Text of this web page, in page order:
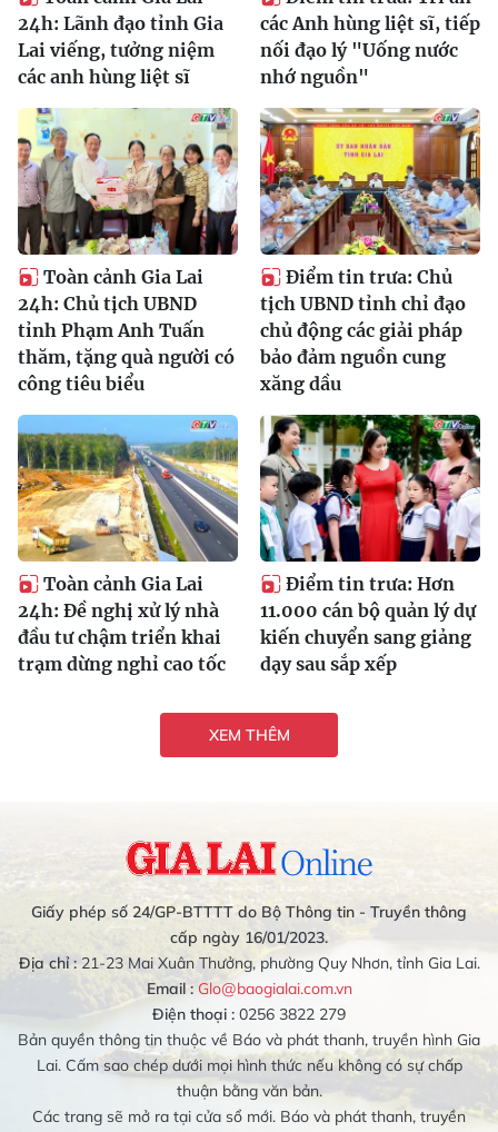
24h: Lãnh đạo tỉnh Gia
Lai viếng, tưởng niệm
các anh hùng liệt sĩ
các Anh hùng liệt sĩ, tiếp
nối đạo lý "Uống nước
nhớ nguồn"
Toàn cảnh Gia Lai
24h: Chủ tịch UBND
tỉnh Phạm Anh Tuấn
thăm, tặng quà người có
công tiêu biểu
Điểm tin trưa: Chủ
tịch UBND tỉnh chỉ đạo
chủ động các giải pháp
bảo đảm nguồn cung
xăng dầu
Toàn cảnh Gia Lai
24h: Đề nghị xử lý nhà
đầu tư chậm triển khai
trạm dừng nghỉ cao tốc
Điểm tin trưa: Hơn
11.000 cán bộ quản lý dự
kiến chuyển sang giảng
dạy sau sắp xếp
XEM THÊM
Giấy phép số 24/GP-BTTTT do Bộ Thông tin - Truyền thông
cấp ngày 16/01/2023.
Địa chỉ :21-23 Mai Xuân Thưởng, phường Quy Nhơn, tỉnh Gia Lai.
Email : Glo@baogialai.com.vn
Điện thoại : 0256 3822 279
Bản quyền thông tin thuộc về Báo và phát thanh, truyền hình Gia
Lai. Cấm sao chép dưới mọi hình thức nếu không có sự chấp
thuận bằng văn bản.
Các trang sẽ mở ra tại cửa sổ mới. Báo và phát thanh, truyền